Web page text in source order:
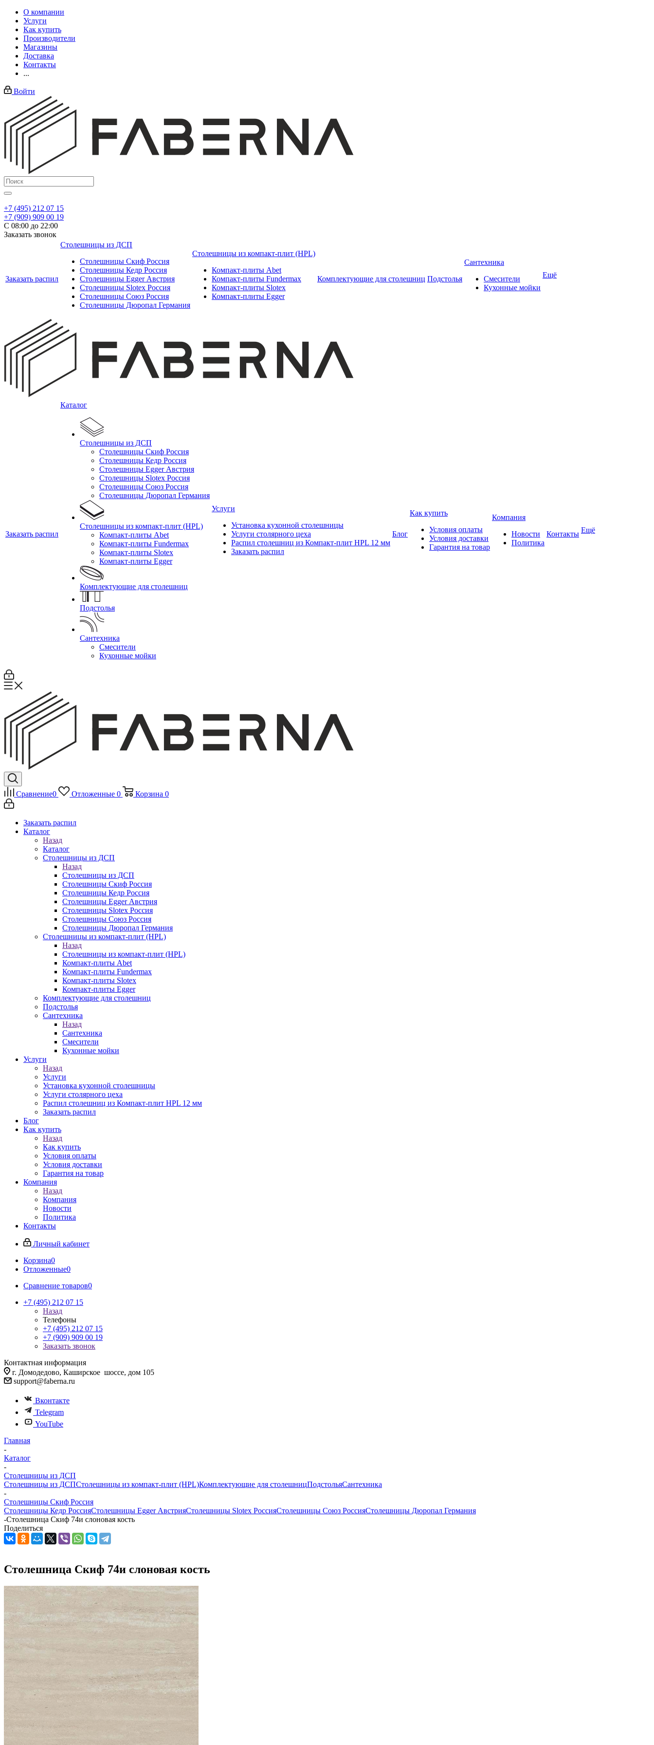
О компании
Услуги
Как купить
Производители
Магазины
Доставка
Контакты
...
Войти
+7 (495) 212 07 15
+7 (909) 909 00 19
С 08:00 до 22:00
Заказать звонок
Заказать распил
Столешницы из ДСП
Столешницы Скиф Россия
Столешницы Кедр Россия
Столешницы Egger Австрия
Столешницы Slotex Россия
Столешницы Союз Россия
Столешницы Дюропал Германия
Столешницы из компакт-плит (HPL)
Компакт-плиты Abet
Компакт-плиты Fundermax
Компакт-плиты Slotex
Компакт-плиты Egger
Комплектующие для столешниц Подстолья
Сантехника
Смесители
Кухонные мойки
Ещё
Заказать распил
Каталог
Столешницы из ДСП
Столешницы Скиф Россия
Столешницы Кедр Россия
Столешницы Egger Австрия
Столешницы Slotex Россия
Столешницы Союз Россия
Столешницы Дюропал Германия
Столешницы из компакт-плит (HPL)
Компакт-плиты Abet
Компакт-плиты Fundermax
Компакт-плиты Slotex
Компакт-плиты Egger
Комплектующие для столешниц
Подстолья
Сантехника
Смесители
Кухонные мойки
Услуги
Установка кухонной столешницы
Услуги столярного цеха
Распил столешниц из Компакт-плит HPL 12 мм
Заказать распил
Блог
Как купить
Условия оплаты
Условия доставки
Гарантия на товар
Компания
Новости
Политика
Контакты Ещё
Сравнение0 Отложенные 0 Корзина 0
Заказать распил
Каталог
Назад
Каталог
Столешницы из ДСП
Назад
Столешницы из ДСП
Столешницы Скиф Россия
Столешницы Кедр Россия
Столешницы Egger Австрия
Столешницы Slotex Россия
Столешницы Союз Россия
Столешницы Дюропал Германия
Столешницы из компакт-плит (HPL)
Назад
Столешницы из компакт-плит (HPL)
Компакт-плиты Abet
Компакт-плиты Fundermax
Компакт-плиты Slotex
Компакт-плиты Egger
Комплектующие для столешниц
Подстолья
Сантехника
Назад
Сантехника
Смесители
Кухонные мойки
Услуги
Назад
Услуги
Установка кухонной столешницы
Услуги столярного цеха
Распил столешниц из Компакт-плит HPL 12 мм
Заказать распил
Блог
Как купить
Назад
Как купить
Условия оплаты
Условия доставки
Гарантия на товар
Компания
Назад
Компания
Новости
Политика
Контакты
Личный кабинет
Корзина0
Отложенные0
Сравнение товаров0
+7 (495) 212 07 15
Назад
Телефоны
+7 (495) 212 07 15
+7 (909) 909 00 19
Заказать звонок
Контактная информация
г. Домодедово, Каширское шоссе, дом 105
support@faberna.ru
Вконтакте
Telegram
YouTube
Главная
-
Каталог
-
Столешницы из ДСП
Столешницы из ДСПСтолешницы из компакт-плит (HPL)Комплектующие для столешницПодстольяСантехника
-
Столешницы Скиф Россия
Столешницы Кедр РоссияСтолешницы Egger АвстрияСтолешницы Slotex РоссияСтолешницы Союз РоссияСтолешницы Дюропал Германия
-Столешница Скиф 74и слоновая кость
Поделиться
Столешница Скиф 74и слоновая кость